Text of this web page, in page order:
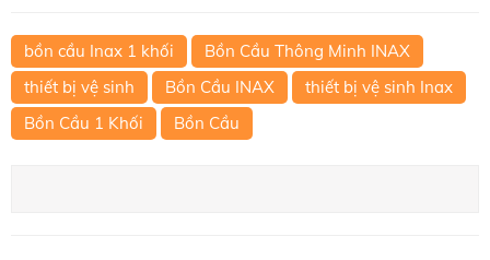
bồn cầu Inax 1 khối
Bồn Cầu Thông Minh INAX
thiết bị vệ sinh
Bồn Cầu INAX
thiết bị vệ sinh Inax
Bồn Cầu 1 Khối
Bồn Cầu